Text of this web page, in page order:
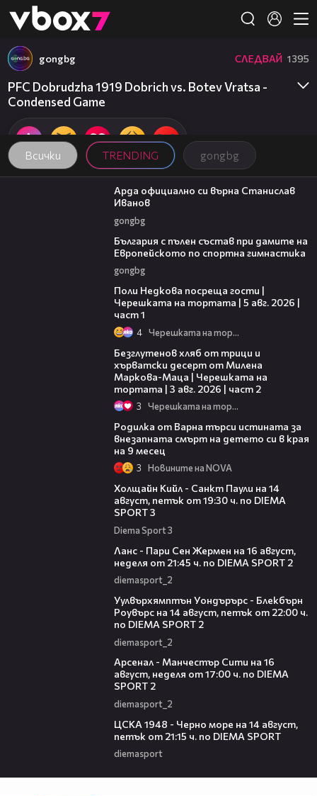
👾
Всички TRENDING gongbg
gongbg СЛЕДВАЙ 1395
PFC Dobrudzha 1919 Dobrich vs. Botev Vratsa -
Condensed Game
00:19
Арда официално си върна Станислав
Иванов
gongbg
България с пълен състав при дамите на
Европейското по спортна гимнастика
gongbg
Поли Недкова посреща гости |
Черешката на тортата | 5 авг. 2026 |
част 1
4 Черешката на тортата
Безглутенов хляб от трици и
хърватски десерт от Милена
Маркова-Маца | Черешката на
тортата | 3 авг. 2026 | част 2
3 Черешката на тортата
Родилка от Варна търси истината за
внезапната смърт на детето си в края
на 9 месец
3 Новините на NOVA
Холщайн Кийл - Санкт Паули на 14
август, петък от 19:30 ч. по DIEMA
SPORT 3
Diema Sport 3
Ланс - Пари Сен Жермен на 16 август,
неделя от 21:45 ч. по DIEMA SPORT 2
diemasport_2
Уулвърхямптън Уондърърс - Блекбърн
Роувърс на 14 август, петък от 22:00 ч.
по DIEMA SPORT 2
diemasport_2
Арсенал - Манчестър Сити на 16
август, неделя от 17:00 ч. по DIEMA
SPORT 2
diemasport_2
ЦСКА 1948 - Черно море на 14 август,
петък от 21:15 ч. по DIEMA SPORT
diemasport